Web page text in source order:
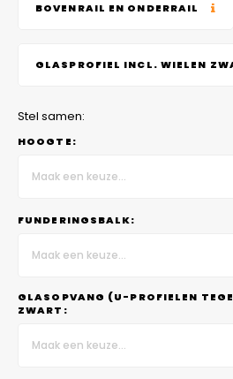
BOVENRAIL EN ONDERRAIL
GLASPROFIEL INCL. WIELEN
Stel samen:
HOOGTE:
Maak een keuze...
FUNDERINGSBALK:
Maak een keuze...
GLASOPVANG (U-PROFIELEN
ZWART:
Maak een keuze...